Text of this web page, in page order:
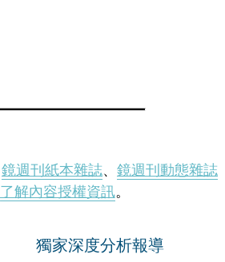
鏡週刊紙本雜誌、 鏡週刊動態雜誌
了解內容授權資訊。
獨家深度分析報導